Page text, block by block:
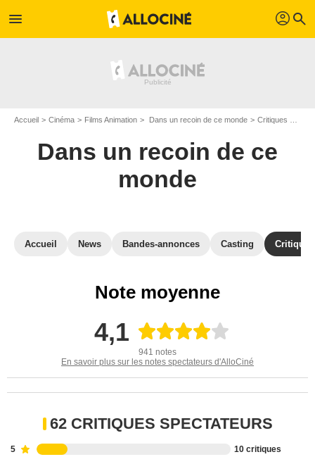
menu profil search
Accueil Cinéma Films Animation Dans un recoin de ce monde Critiques du film Dans un recoin de ce monde
Dans un recoin de ce
monde
Accueil News Bandes-annonces Casting
Note moyenne
4,1
941 notes
En savoir plus sur les notes spectateurs d'AlloCiné
62 CRITIQUES SPECTATEURS
5 10 critiques